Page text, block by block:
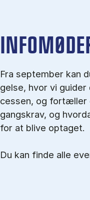
Fra september kan
gel­se, hvor vi
ces­sen, og for­tæl­ler
gangs­krav, og
for at blive optaget.
Du kan finde alle